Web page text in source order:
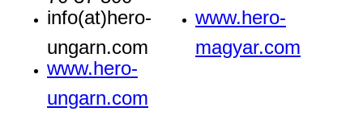
info(at)hero-
ungarn.com
www.hero-
ungarn.com
www.hero-
magyar.com